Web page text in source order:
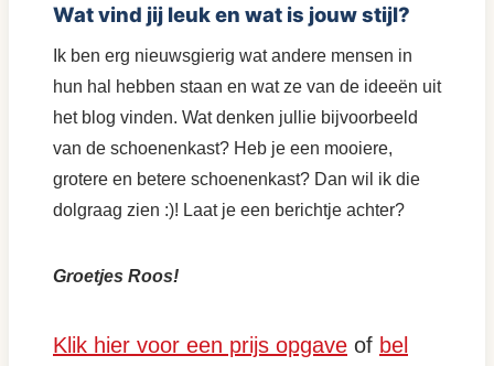
Wat vind jij leuk en wat is jouw stijl?
Ik ben erg nieuwsgierig wat andere mensen in
hun hal hebben staan en wat ze van de ideeën uit
het blog vinden. Wat denken jullie bijvoorbeeld
van de schoenenkast? Heb je een mooiere,
grotere en betere schoenenkast? Dan wil ik die
dolgraag zien :)! Laat je een berichtje achter?
Groetjes Roos!
Klik hier voor een prijs opgave of bel